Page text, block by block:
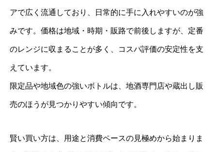
アで広く流通しており、日常的に手に入れやすいのが強
みです。価格は地域・時期・販路で前後しますが、定番
のレンジに収まることが多く、コスパ評価の安定性を支
えています。
限定品や地域色の強いボトルは、地酒専門店や蔵出し販
売のほうが見つかりやすい傾向です。
賢い買い方は、用途と消費ペースの見極めから始まりま